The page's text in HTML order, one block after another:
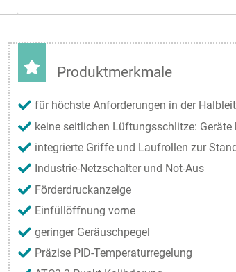
Produktmerkmale
für höchste Anforderungen in der
keine seitlichen Lüftungsschlitze:
integrierte Griffe und Laufrollen zur
Industrie-Netzschalter und Not-Aus
Förderdruckanzeige
Einfüllöffnung vorne
geringer Geräuschpegel
Präzise PID-Temperaturregelung